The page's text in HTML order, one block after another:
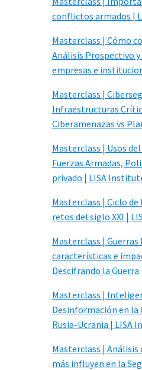
conflictos armados |
Masterclass | Cómo
Análisis Prospectivo
empresas e
Masterclass |
Infraestructuras
Ciberamenazas vs
Masterclass | Usos
Fuerzas Armadas,
privado | LISA
Masterclass | Ciclo
retos del siglo XXI |
Masterclass |
características e
Descifrando la Guerra
Masterclass |
Desinformación en la
Rusia-Ucrania | LISA
Masterclass | Análisis
más influyen en la